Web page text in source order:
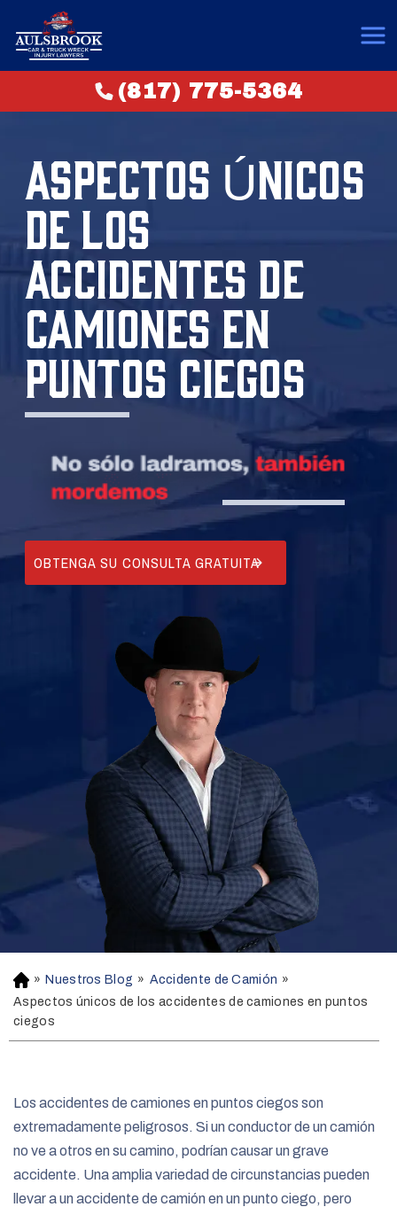
(817) 775-5364
ASPECTOS ÚNICOS
DE LOS
ACCIDENTES DE
CAMIONES EN
PUNTOS CIEGOS
OBTENGA SU CONSULTA GRATUITA
H
o
m
e
» Nuestros Blog » Accidente de Camión »
Aspectos únicos de los accidentes de camiones en puntos
ciegos
Los accidentes de camiones en puntos ciegos son
extremadamente peligrosos. Si un conductor de un camión
no ve a otros en su camino, podrían causar un grave
accidente. Una amplia variedad de circunstancias pueden
llevar a un accidente de camión en un punto ciego, pero